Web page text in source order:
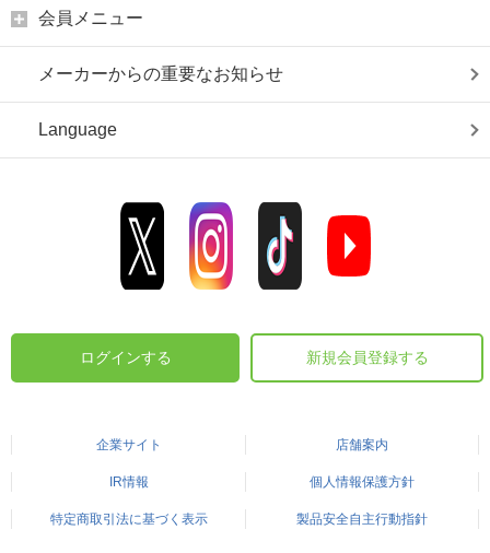
会員メニュー
メーカーからの重要なお知らせ
Language
ログインする 新規会員登録する
企業サイト 店舗案内
IR情報 個人情報保護方針
特定商取引法に基づく表示 製品安全自主行動指針